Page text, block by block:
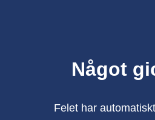
Något
Felet har